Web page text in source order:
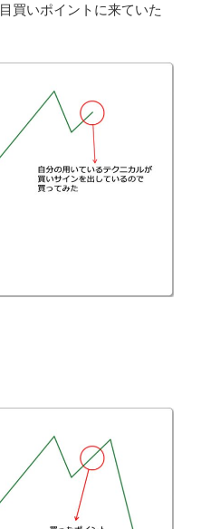
買いポイントに来ていた